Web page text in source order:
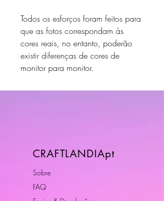
Todos os esforços foram feitos para
que as fotos correspondam às
cores reais, no entanto, poderão
existir diferenças de cores de
monitor para monitor.
CRAFTLANDIApt
Sobre
FAQ